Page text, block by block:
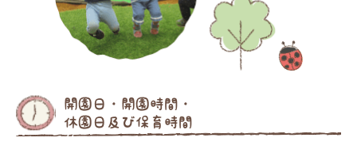
開園日・開園時間・
休園日及び保育時間